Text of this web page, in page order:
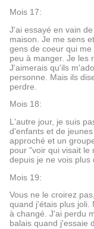
Mois 17:
J'ai essayé en vain
maison. Je me sens
gens de coeur qui
peu à manger. Je les
J'aimerais qu'ils
personne. Mais ils
perdre.
Mois 18:
L'autre jour, je suis
d'enfants et de
approché et un
pour "voir qui visait le
depuis je ne vois plus
Mois 19:
Vous ne le croirez
quand j'étais plus joli.
à changé. J'ai perdu
balais quand j'essaie